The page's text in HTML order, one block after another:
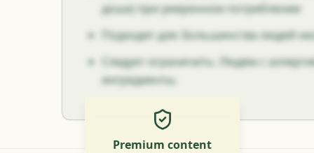
доша) при умеренном потреблении
Подходит для: Большинства людей
Следует ограничить: Людям с
ингредиенты.
Premium content